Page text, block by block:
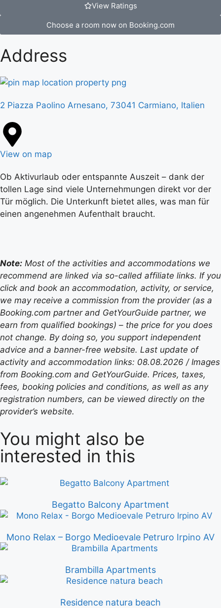
View Ratings
Choose a room now on Booking.com
Address
2 Piazza Paolino Arnesano, 73041 Carmiano, Italien
View on map
Ob Aktivurlaub oder entspannte Auszeit – dank der
tollen Lage sind viele Unternehmungen direkt vor der
Tür möglich. Die Unterkunft bietet alles, was man für
einen angenehmen Aufenthalt braucht.
Note: Most of the activities and accommodations we
recommend are linked via so-called affiliate links. If you
click and book an accommodation, activity, or service,
we may receive a commission from the provider (as a
Booking.com partner and GetYourGuide partner, we
earn from qualified bookings) – the price for you does
not change. By doing so, you support independent
advice and a banner-free website. Last update of
activity and accommodation links: 08.08.2026 / Images
from Booking.com and GetYourGuide. Prices, taxes,
fees, booking policies and conditions, as well as any
registration numbers, can be viewed directly on the
provider’s website.
You might also be
interested in this
Begatto Balcony Apartment
Mono Relax – Borgo Medioevale Petruro Irpino AV
Brambilla Apartments
Residence natura beach